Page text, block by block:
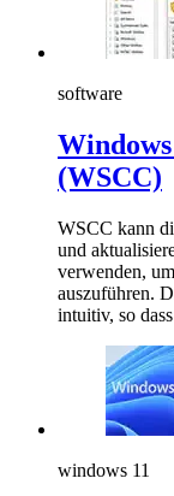
software
(WSCC)
WSCC kann
und
verwenden,
auszuführen.
intuitiv, so
windows 11